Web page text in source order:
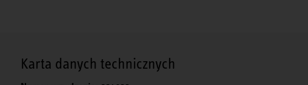
Karta danych technicznych